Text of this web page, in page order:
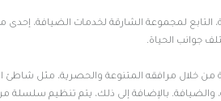
التابع لمجموعة الشارقة لخدمات الضيافة،
جوانب الحياة.
من خلال مرافقه المتنوعة والحصرية، مثل شاطئ
بالإضافة إلى ذلك، يتم تنظيم سلسلة